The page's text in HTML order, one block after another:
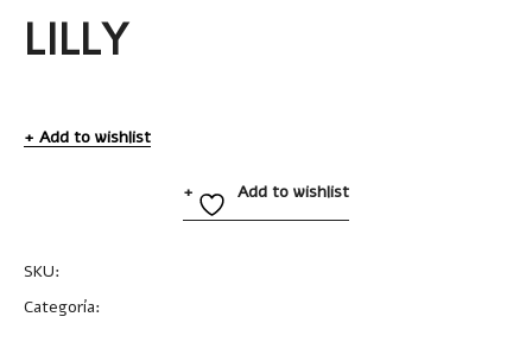
LILLY
Add to wishlist
Add to wishlist
SKU:
Categoría: